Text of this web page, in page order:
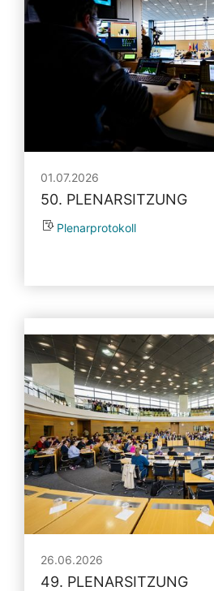
01.07.2026
50. PLENARSITZUNG
Plenarprotokoll
26.06.2026
49. PLENARSITZUNG